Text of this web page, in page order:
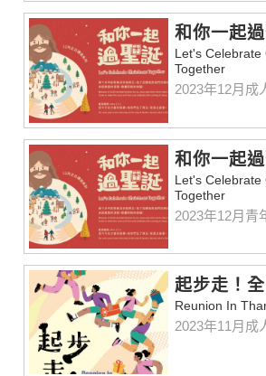
和你一起
Let's Celebrate
Together
2023年12月成
和你一起
Let's Celebrate
Together
2023年12月青
起步走！
Reunion In
2023年11月成